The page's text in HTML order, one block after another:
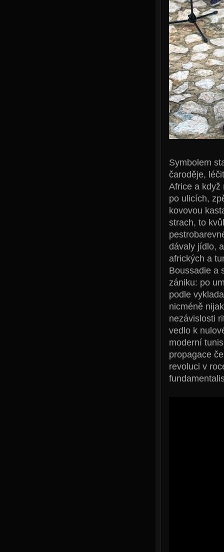
Symbolem
čaroděje,
Africe a když
po ulicích,
kovovou
strach, to
dávaly jídlo,
afrických a
Boussadie a
zániku: po
podle
nicméně
nezávislosti
vedlo k
moderní
propagace
revoluci v